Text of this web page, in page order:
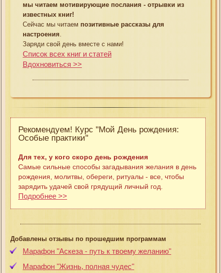
мы читаем мотивирующие послания - отрывки из
известных книг!
Сейчас мы читаем позитивные рассказы для
настроения
Заряди свой день вместе с нами!
Список всех книг и статей
Вдохновиться >>
Рекомендуем! Курс "Мой День рождения:
Особые практики"
Для тех, у кого скоро день рождения
Самые сильные способы загадывания желания в день
рождения, молитвы, обереги, ритуалы - все, чтобы
зарядить удачей свой грядущий личный год.
Подробнее >>
Добавлены отзывы по прошедшим программам
Марафон "Аскеза - путь к твоему желанию"
Марафон "Жизнь, полная чудес"